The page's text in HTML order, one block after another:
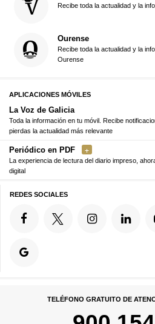
Recibe toda la actualidad y la
Ourense
Recibe toda la actualidad y la
Ourense
APLICACIONES MÓVILES
La Voz de Galicia
Toda la información en tu móvil. Recibe
pierdas la actualidad más relevante
Periódico en PDF
La experiencia de lectura del diario impreso,
digital
REDES SOCIALES
TELÉFONO GRATUITO DE